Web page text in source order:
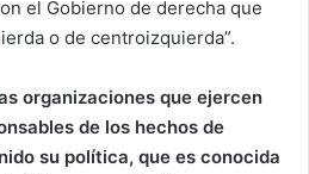
el Gobierno de derecha que
o de centroizquierda”.
organizaciones que ejercen
de los hechos de
su política, que es conocida